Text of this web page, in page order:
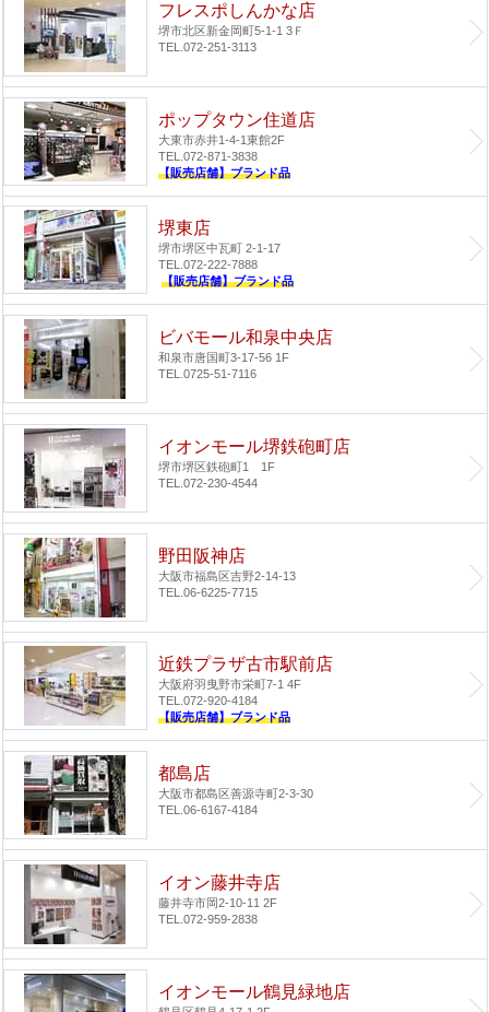
フレスポしんかな店
堺市北区新金岡町5-1-1 3Ｆ
TEL.072-251-3113
ポップタウン住道店
大東市赤井1-4-1東館2F
TEL.072-871-3838
【販売店舗】ブランド品
堺東店
堺市堺区中瓦町 2-1-17
TEL.072-222-7888
【販売店舗】ブランド品
ビバモール和泉中央店
和泉市唐国町3-17-56 1F
TEL.0725-51-7116
イオンモール堺鉄砲町店
堺市堺区鉄砲町1 1F
TEL.072-230-4544
野田阪神店
大阪市福島区吉野2-14-13
TEL.06-6225-7715
近鉄プラザ古市駅前店
大阪府羽曳野市栄町7-1 4F
TEL.072-920-4184
【販売店舗】ブランド品
都島店
大阪市都島区善源寺町2-3-30
TEL.06-6167-4184
イオン藤井寺店
藤井寺市岡2-10-11 2F
TEL.072-959-2838
イオンモール鶴見緑地店